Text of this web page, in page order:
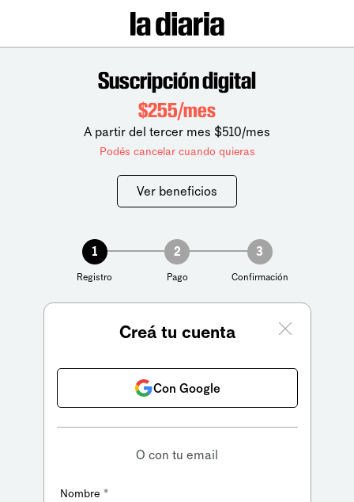
Suscripción digital
$255/mes
A partir del tercer mes $510/mes
Podés cancelar cuando quieras
Ver beneficios
1
Registro
2
Pago
3
Confirmación
Creá tu cuenta
Con Google
O con tu email
Nombre *